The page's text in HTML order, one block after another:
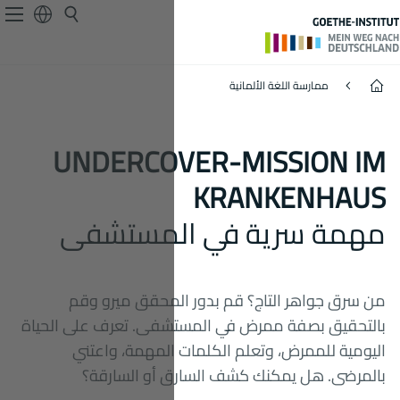
ميرو وقم
تعرف على الحياة
واعتني
السارقة؟